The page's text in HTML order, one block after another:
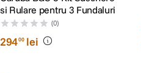
si Rulare pentru 3 Fundaluri
(0)
29400 lei